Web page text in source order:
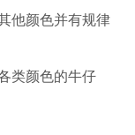
他颜色并有规律
类颜色的牛仔